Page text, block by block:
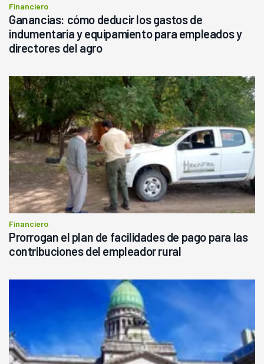
Financiero
Ganancias: cómo deducir los gastos de
indumentaria y equipamiento para empleados y
directores del agro
Financiero
Prorrogan el plan de facilidades de pago para las
contribuciones del empleador rural